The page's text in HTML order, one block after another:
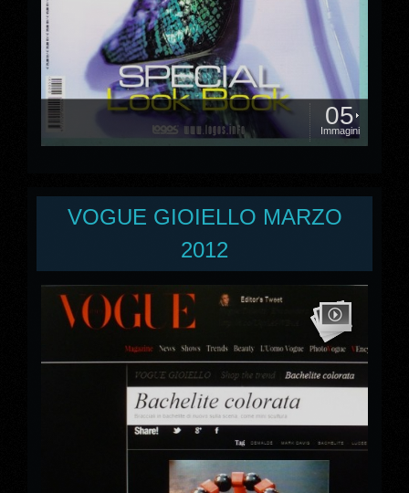
05
Immagini
VOGUE GIOIELLO MARZO
2012